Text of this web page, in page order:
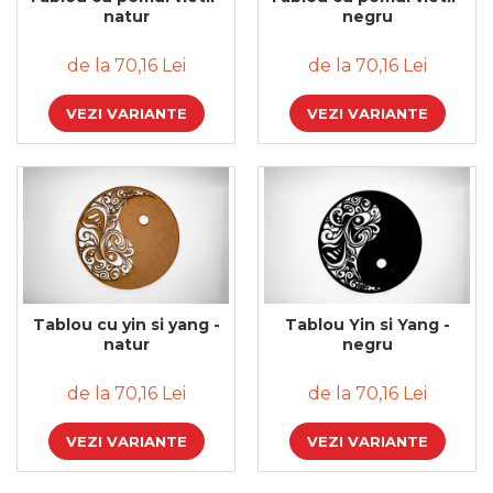
Tablouri personalizate
IQ Puzzle
Diplome si Plachete
Felicitari din lemn
Felicitari pentru cei dragi
Felicitari cu model
Rame foto din lemn
Camion din lemn
Aromaterapie
Papioane din lemn
Genti si portofele barbati din
piele naturala
natur
de la 70,16 Lei
VEZI VARIANTE
negru
de la 70,16 Lei
VEZI VARIANTE
Tablou cu yin si yang -
natur
de la 70,16 Lei
VEZI VARIANTE
Tablou Yin si Yang -
negru
de la 70,16 Lei
VEZI VARIANTE